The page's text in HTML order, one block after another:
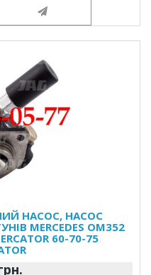
НАСОС, НАСОС
MERCEDES OM352
60-70-75